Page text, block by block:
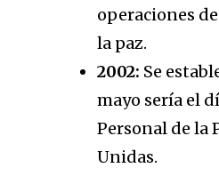
operaciones
la paz.
2002: Se
mayo sería el
Personal de la
Unidas.